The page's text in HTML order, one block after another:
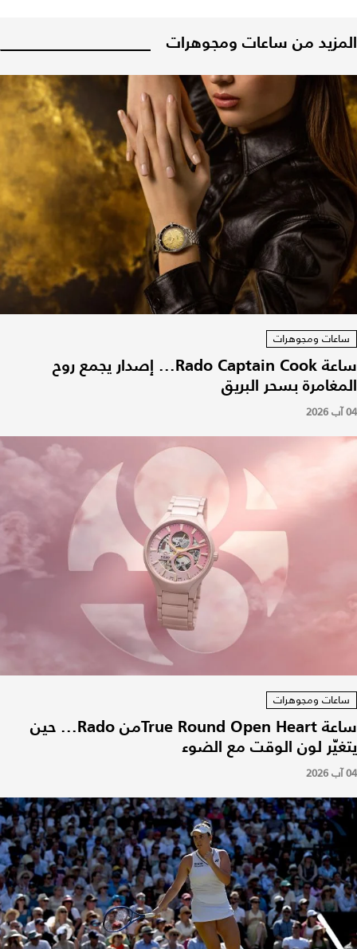
المزيد من ساعات ومجوهرات
ساعات ومجوهرات
ساعة Rado Captain Cook... إصدار يجمع روح
المغامرة بسحر البريق
04 آب 2026
ساعات ومجوهرات
ساعة True Round Open Heartمن Rado... حين
يتغيّر لون الوقت مع الضوء
04 آب 2026